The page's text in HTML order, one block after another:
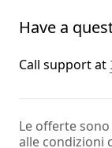
Have a
Call support at
Le offerte
alle condizioni